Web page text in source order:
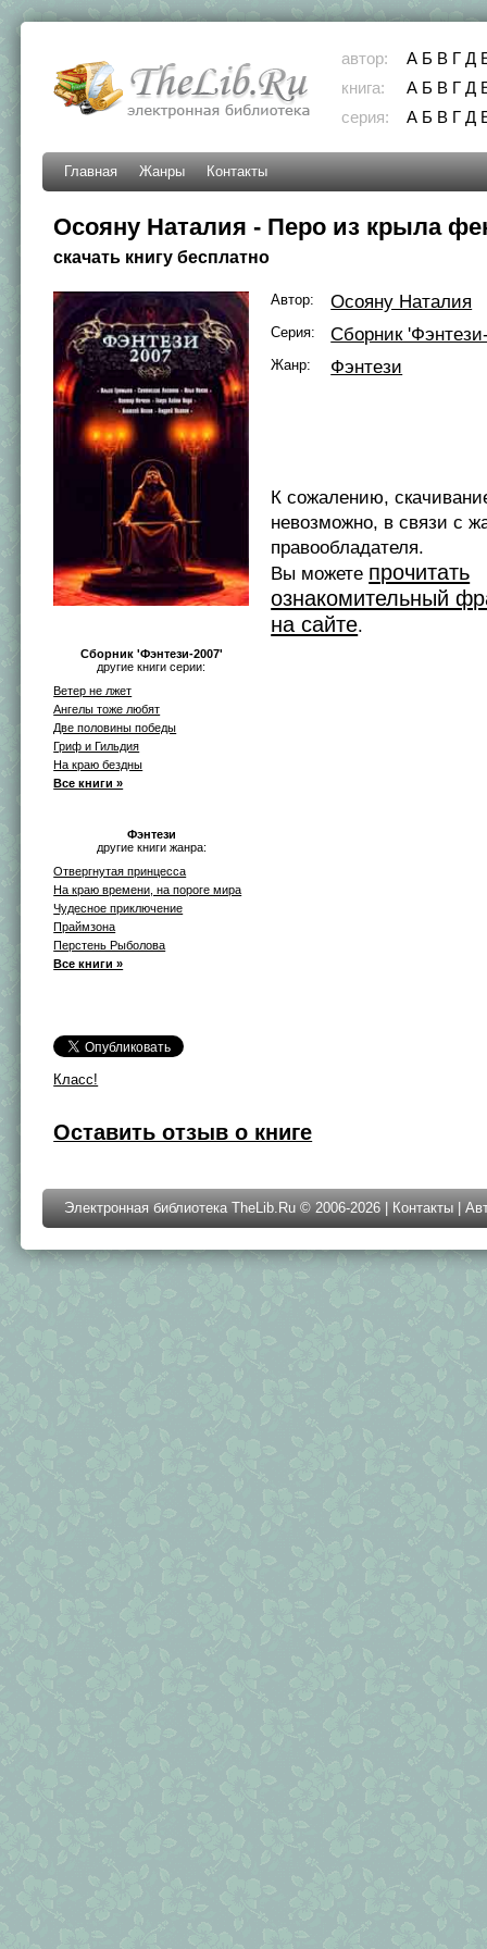
автор: А Б В Г Д
книга:
А Б В Г Д
серия:
А Б В Г Д
Главная Жанры Контакты
Осояну Наталия - Перо из крыла
скачать книгу бесплатно
Сборник 'Фэнтези-2007'
другие книги серии:
Ветер не лжет
Ангелы тоже любят
Две половины победы
Гриф и Гильдия
На краю бездны
Все книги »
Фэнтези
другие книги жанра:
Отвергнутая принцесса
На краю времени, на пороге мира
Чудесное приключение
Праймзона
Перстень Рыболова
Все книги »
Класс!
Автор: Осояну Наталия
Серия: Сборник
Жанр: Фэнтези
К сожалению,
невозможно, в связи с
правообладателя.
Вы можете прочитать
ознакомительный
на сайте.
Оставить отзыв о книге
Электронная библиотека TheLib.Ru © 2006-2026 | Контакты |